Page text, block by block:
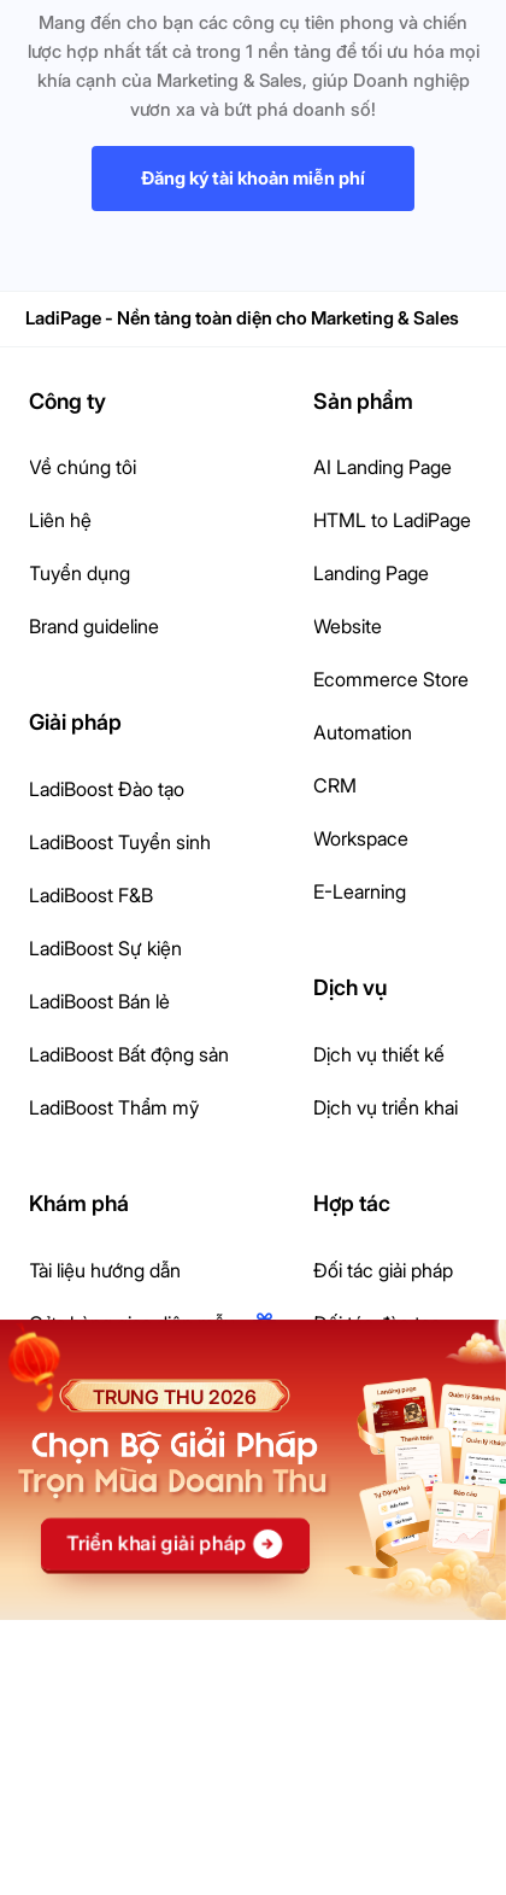
Mang đến cho bạn các công cụ tiên phong và chiến
lược hợp nhất tất cả trong 1 nền tảng để tối ưu hóa mọi
khía cạnh của Marketing & Sales, giúp Doanh nghiệp
vươn xa và bứt phá doanh số!
Đăng ký tài khoản miễn phí
LadiPage - Nền tảng toàn diện cho Marketing & Sales
Công ty
Về chúng tôi
Liên hệ
Tuyển dụng
Brand guideline
Sản phẩm
AI Landing Page
HTML to LadiPage
Landing Page
Website
Ecommerce Store
Automation
CRM
Workspace
E-Learning
Giải pháp
LadiBoost Đào tạo
LadiBoost Tuyển sinh
LadiBoost F&B
LadiBoost Sự kiện
LadiBoost Bán lẻ
LadiBoost Bất động sản
LadiBoost Thẩm mỹ
Dịch vụ
Dịch vụ thiết kế
Dịch vụ triển khai
Khám phá
Tài liệu hướng dẫn
Cửa hàng giao diện mẫu
Khoá học
Blog
Casestudy
Câu hỏi thường gặp
Ebook
Hợp tác
Đối tác giải pháp
Đối tác đào tạo
Đại lý
Creator